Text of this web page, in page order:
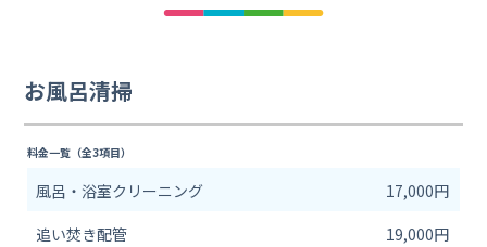
お風呂清掃
料金一覧（全3項目）
風呂・浴室クリーニング
17,000円
追い焚き配管
19,000円